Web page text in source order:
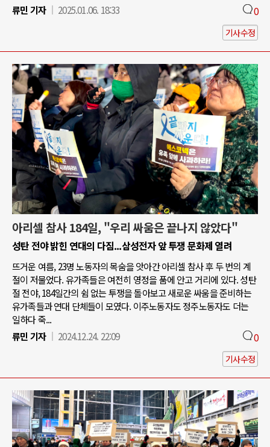
류민 기자
2025.01.06. 18:33 0
기사수정
아리셀 참사 184일, "우리 싸움은 끝나지 않았다"
성탄 전야 밝힌 연대의 다짐...삼성전자 앞 투쟁 문화제 열려
뜨거운 여름, 23명 노동자의 목숨을 앗아간 아리셀 참사 후 두 번의 계
절이 저물었다. 유가족들은 여전히 영정을 품에 안고 거리에 있다. 성탄
절 전야, 184일간의 쉼 없는 투쟁을 돌아보고 새로운 싸움을 준비하는
유가족들과 연대 단체들이 모였다. 이주노동자도 정주노동자도 더는
일하다 죽...
류민 기자
2024.12.24. 22:09 0
기사수정